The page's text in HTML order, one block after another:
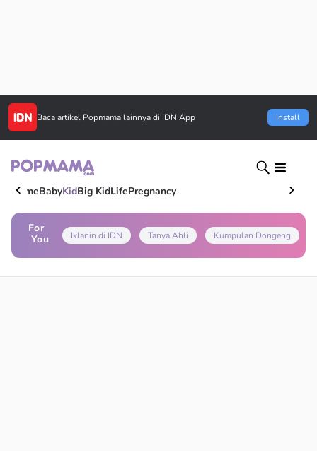
Baca artikel Popmama lainnya di IDN App Install
HomeBabyKidBig KidLifePregnancy
For
You
Iklanin di IDN Tanya Ahli Kumpulan Dongeng